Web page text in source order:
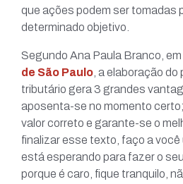
que ações podem ser tomadas
determinado objetivo.
Segundo Ana Paula Branco,
de São Paulo , a elaboração
tributário gera 3 grandes
aposenta-se no momento
valor correto e garante-se o
finalizar esse texto, faço a
está esperando para fazer o
porque é caro, fique tranquilo,